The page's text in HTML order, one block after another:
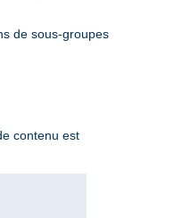
de sous-groupes
contenu est